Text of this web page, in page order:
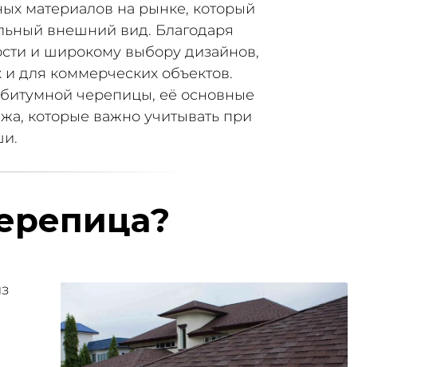
материалов на рынке, который
внешний вид. Благодаря
и широкому выбору дизайнов,
для коммерческих объектов.
черепицы, её основные
которые важно учитывать при